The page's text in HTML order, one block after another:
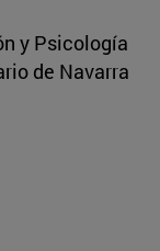
y Psicología
de Navarra